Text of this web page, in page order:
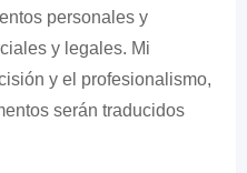
personales y
y legales. Mi
y el profesionalismo,
serán traducidos